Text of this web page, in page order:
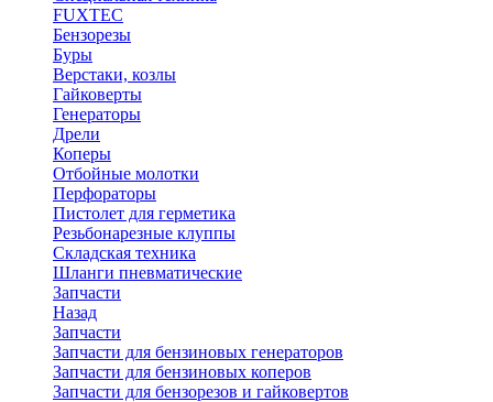
FUXTEC
Бензорезы
Буры
Верстаки, козлы
Гайковерты
Генераторы
Дрели
Коперы
Отбойные молотки
Перфораторы
Пистолет для герметика
Резьбонарезные клуппы
Складская техника
Шланги пневматические
Запчасти
Назад
Запчасти
Запчасти для бензиновых генераторов
Запчасти для бензиновых коперов
Запчасти для бензорезов и гайковертов